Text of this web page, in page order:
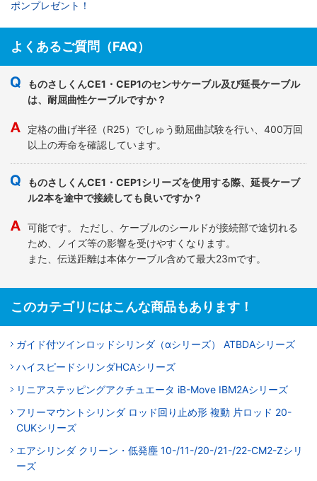
ポンプレゼント！
よくあるご質問（FAQ）
ものさしくんCE1・CEP1のセンサケーブル及び延長ケーブル
は、耐屈曲性ケーブルですか？
定格の曲げ半径（R25）でしゅう動屈曲試験を行い、400万回
以上の寿命を確認しています。
ものさしくんCE1・CEP1シリーズを使用する際、延長ケーブ
ル2本を途中で接続しても良いですか？
可能です。 ただし、ケーブルのシールドが接続部で途切れる
ため、ノイズ等の影響を受けやすくなります。
また、伝送距離は本体ケーブル含めて最大23mです。
このカテゴリにはこんな商品もあります！
ガイド付ツインロッドシリンダ（αシリーズ） ATBDAシリーズ
ハイスピードシリンダHCAシリーズ
リニアステッピングアクチュエータ iB-Move IBM2Aシリーズ
フリーマウントシリンダ ロッド回り止め形 複動 片ロッド 20-
CUKシリーズ
エアシリンダ クリーン・低発塵 10-/11-/20-/21-/22-CM2-Zシリ
ーズ